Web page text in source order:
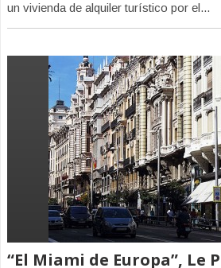
un vivienda de alquiler turístico por el...
“El Miami de Europa”, Le